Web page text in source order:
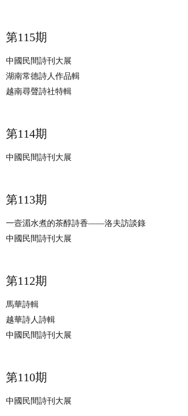
​第115期
中國民間詩刊大展
湖南常德詩人作品輯
越南尋聲詩社特輯
​第114期
中國民間詩刊大展
​第113期
一壼湄水煮的茶醇詩香——洛夫訪談錄
中國民間詩刊大展
​第112期
馬華詩輯
越華詩人詩輯
中國民間詩刊大展
​第110期
中國民間詩刊大展